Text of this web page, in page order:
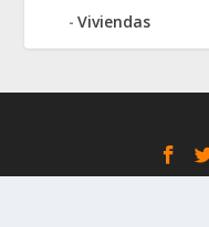
Viviendas